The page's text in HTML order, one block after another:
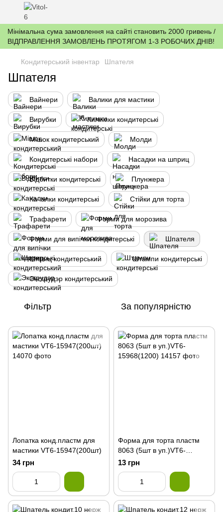
Мінімальна сума замовлення на сайті становить 2000 гривень /
ВІДПРАВЛЕННЯ ЗАМОВЛЕНЬ ПРОТЯГОМ 1-3 РОБОЧИХ ДНІВ!
Кондитерський інвентар Шпателя
Шпателя
Вайнери Валики для мастики
Вирубки Килимки кондитерські
Мішок кондитерський Молди
Кондитерські набори Насадки на шприц
Відбитки кондитерські Плунжера
Качалки кондитерські Стійки для торта
Трафарети Форми для морозива
Форми для випічки кондитерські Шпателя
Шприц кондитерський Штампи кондитерські
Экструдэр кондитерський
Фільтр За популярністю
Лопатка конд.пластм для
мастики VT6-15947(200шт)
34 грн
Форма для торта пластм
8063 (5шт в уп.)VT6-
15968(1200)
13 грн